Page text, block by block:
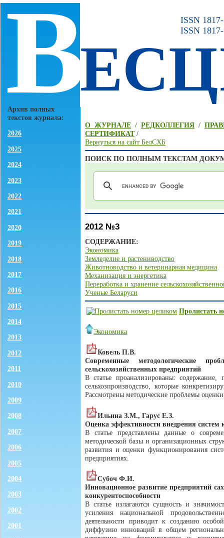
В
Архив полных
текстов журнала:
2026
2025
2024
2023
2022
2021
2020
2019
2018
2017
2016
2015
2014
2013
2012
2011
2010
2009
2008
2007
2006
2005
2004
2003
2002
2001
ISSN
ISSN
О ЖУРНАЛЕ/ РЕДКОЛЛЕГИЯ/
СЕРТИФИКАТ/
Вернуться на сайт БелСХБ
ПОИСК ПО ПОЛНЫМ ТЕКСТАМ
2012 №3
СОДЕРЖАНИЕ:
Экономика
Земледелие и растениводство
Животноводство и ветеринарная медицина
Механизация и энергетика
Переработка и хранение
Ученые Беларуси
Пролистать
Экономика
Ковель П.В.
Современные методологические
сельскохозяйственных предприятий
В статье проанализированы:
сельхозпроизводство, которые
Рассмотрены методические проблемы
Ильина З.М., Гарус Е.З.
Оценка эффективности внедрения систем
В статье представлены данные о
методической базы и организационных
развития и оценки функционирования
предприятиях.
Субоч Ф.И.
Инновационное развитие предприятий
конкурентоспособности
В статье излагаются сущность и
усиления национальной
деятельности приводит к созданию
диффузию инноваций в общем